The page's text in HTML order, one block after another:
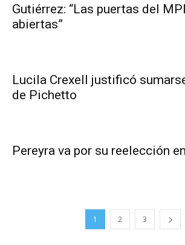
Gutiérrez: “Las puertas del
abiertas”
Lucila Crexell justificó
de Pichetto
Pereyra va por su reelección
1 2 3